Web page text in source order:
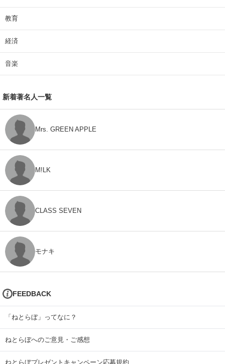
教育
経済
音楽
新着著名人一覧
Mrs. GREEN APPLE
M!LK
CLASS SEVEN
モナキ
FEEDBACK
「ねとらぼ」ってなに？
ねとらぼへのご意見・ご感想
ねとらぼプレゼントキャンペーン応募規約